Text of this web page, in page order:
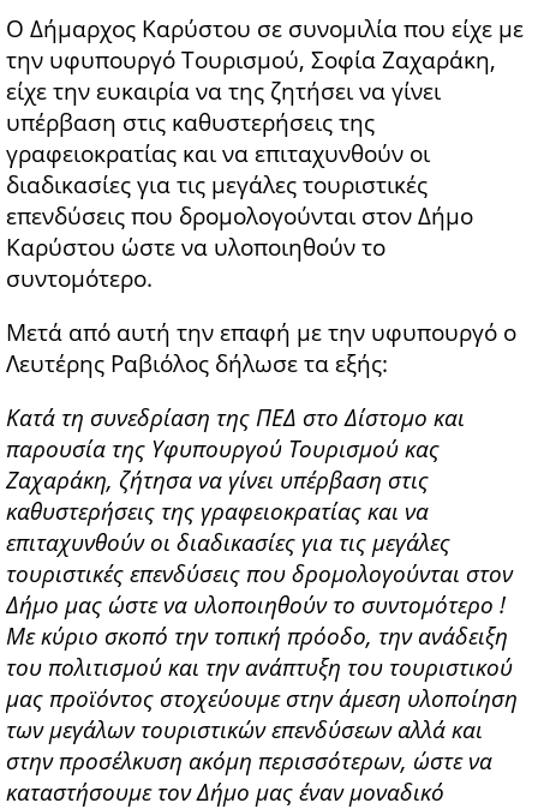
Ο Δήμαρχος Καρύστου σε συνομιλία που είχε με
την υφυπουργό Τουρισμού, Σοφία Ζαχαράκη,
είχε την ευκαιρία να της ζητήσει να γίνει
υπέρβαση στις καθυστερήσεις της
γραφειοκρατίας και να επιταχυνθούν οι
διαδικασίες για τις μεγάλες τουριστικές
επενδύσεις που δρομολογούνται στον Δήμο
Καρύστου ώστε να υλοποιηθούν το
συντομότερο.
Μετά από αυτή την επαφή με την υφυπουργό ο
Λευτέρης Ραβιόλος δήλωσε τα εξής:
Κατά τη συνεδρίαση της ΠΕΔ στο Δίστομο και
παρουσία της Υφυπουργού Τουρισμού κας
Ζαχαράκη, ζήτησα να γίνει υπέρβαση στις
καθυστερήσεις της γραφειοκρατίας και να
επιταχυνθούν οι διαδικασίες για τις μεγάλες
τουριστικές επενδύσεις που δρομολογούνται στον
Δήμο μας ώστε να υλοποιηθούν το συντομότερο !
Με κύριο σκοπό την τοπική πρόοδο, την ανάδειξη
του πολιτισμού και την ανάπτυξη του τουριστικού
μας προϊόντος στοχεύουμε στην άμεση υλοποίηση
των μεγάλων τουριστικών επενδύσεων αλλά και
στην προσέλκυση ακόμη περισσότερων, ώστε να
καταστήσουμε τον Δήμο μας έναν μοναδικό